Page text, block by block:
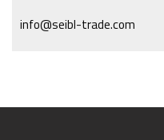
info@seibl-trade.com